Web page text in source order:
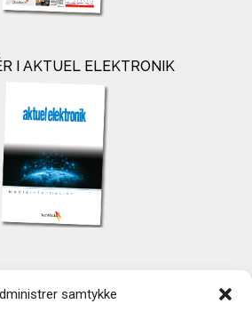
samtykke
I AKTUEL ELEKTRONIK
TechMedia A/S